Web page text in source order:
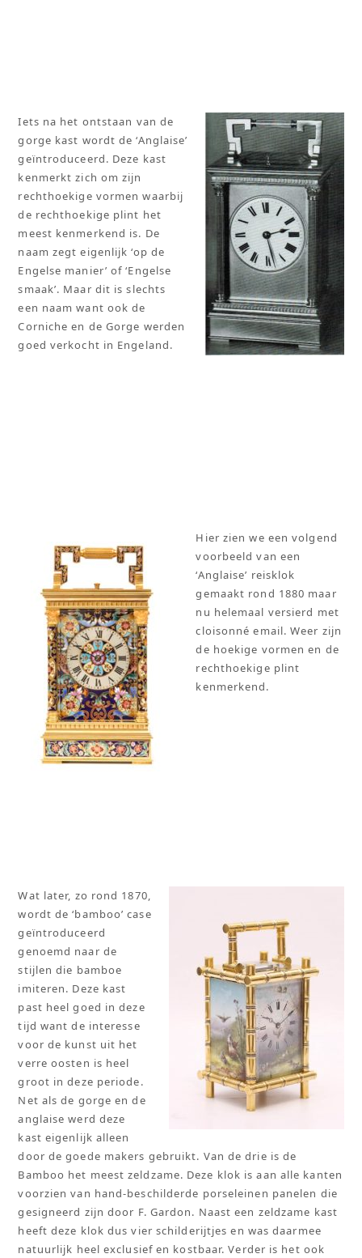
Iets na het ontstaan van de
gorge kast wordt de ‘Anglaise’
geïntroduceerd. Deze kast
kenmerkt zich om zijn
rechthoekige vormen waarbij
de rechthoekige plint het
meest kenmerkend is. De
naam zegt eigenlijk ‘op de
Engelse manier’ of ‘Engelse
smaak’. Maar dit is slechts
een naam want ook de
Corniche en de Gorge werden
goed verkocht in Engeland.
Hier zien we een volgend
voorbeeld van een
‘Anglaise’ reisklok
gemaakt rond 1880 maar
nu helemaal versierd met
cloisonné email. Weer zijn
de hoekige vormen en de
rechthoekige plint
kenmerkend.
Wat later, zo rond 1870,
wordt de ‘bamboo’ case
geïntroduceerd
genoemd naar de
stijlen die bamboe
imiteren. Deze kast
past heel goed in deze
tijd want de interesse
voor de kunst uit het
verre oosten is heel
groot in deze periode.
Net als de gorge en de
anglaise werd deze
kast eigenlijk alleen
door de goede makers gebruikt. Van de drie is de
Bamboo het meest zeldzame. Deze klok is aan alle kanten
voorzien van hand-beschilderde porseleinen panelen die
gesigneerd zijn door F. Gardon. Naast een zeldzame kast
heeft deze klok dus vier schilderijtjes en was daarmee
natuurlijk heel exclusief en kostbaar. Verder is het ook